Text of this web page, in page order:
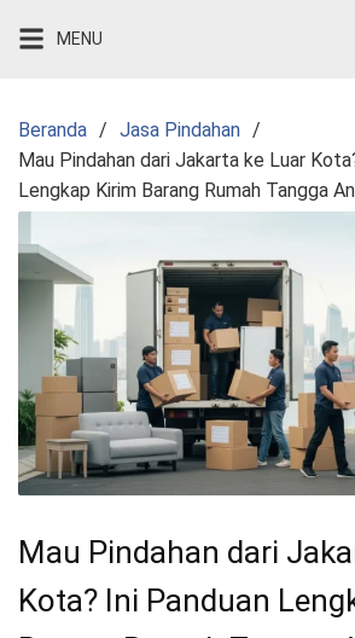
MENU
Beranda
Jasa Pindahan
Mau Pindahan dari Jakarta ke Luar
Lengkap Kirim Barang Rumah Tangga
Mau Pindahan dari
Kota? Ini Panduan